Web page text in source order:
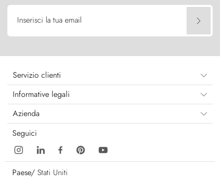
Inserisci la tua email
Servizio clienti
Informative legali
Azienda
Seguici
Paese/ Stati Uniti